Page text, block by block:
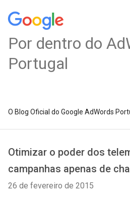
Por dentro do
Portugal
O Blog Oficial do Google AdWords
Otimizar o poder dos
campanhas apenas de
26 de fevereiro de 2015